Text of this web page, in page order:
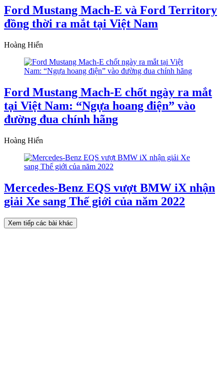
Ford Mustang Mach-E và Ford Territory
đồng thời ra mắt tại Việt Nam
Hoàng Hiển
Ford Mustang Mach-E chốt ngày ra mắt
tại Việt Nam: “Ngựa hoang điện” vào
đường đua chính hãng
Hoàng Hiển
Mercedes-Benz EQS vượt BMW iX nhận
giải Xe sang Thế giới của năm 2022
Xem tiếp các bài khác